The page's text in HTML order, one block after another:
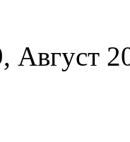
Август